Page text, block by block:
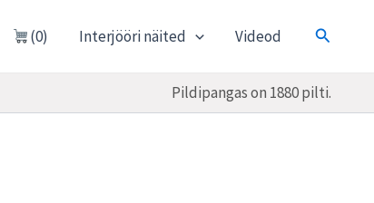
(0) Interjööri näited Videod Otsi
Pildipangas on 1880 pilti.